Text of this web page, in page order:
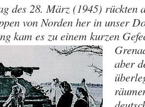
des 28. März (1945) rückten
von Norden her in unser
kam es zu einem kurzen
aber